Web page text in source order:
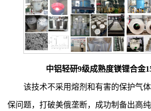
中铝轻研9级成熟度镁锂合金
该技术不采用熔剂和有害的保护气
保问题，打破美俄垄断，成功制备出高纯